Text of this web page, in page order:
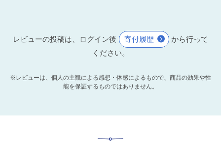
レビューの投稿は、ログイン後 寄付履歴
から行って
ください。
※レビューは、個人の主観による感想・体感によるもので、商品の効果や性
能を保証するものではありません。